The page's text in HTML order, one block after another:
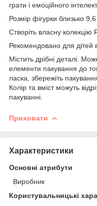
грати і емоційного
Розмір фігурки близько
Створіть власну колекцію
Рекомендовано для дітей
Містить дрібні деталі.
елементи пакування до
ласка, збережіть
Колір та вміст можуть
пакуванні.
Приховати
Характеристики
Основні атрибути
Виробник
Користувальницькі